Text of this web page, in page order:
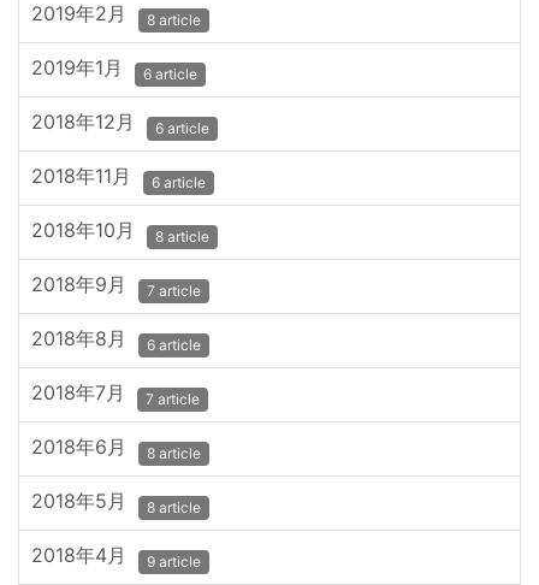
2019年2月 8 article
2019年1月 6 article
2018年12月 6 article
2018年11月 6 article
2018年10月 8 article
2018年9月 7 article
2018年8月 6 article
2018年7月 7 article
2018年6月 8 article
2018年5月 8 article
2018年4月 9 article